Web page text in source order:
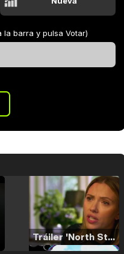
la barra y pulsa Votar)
Tráiler 'North Star' (2023)